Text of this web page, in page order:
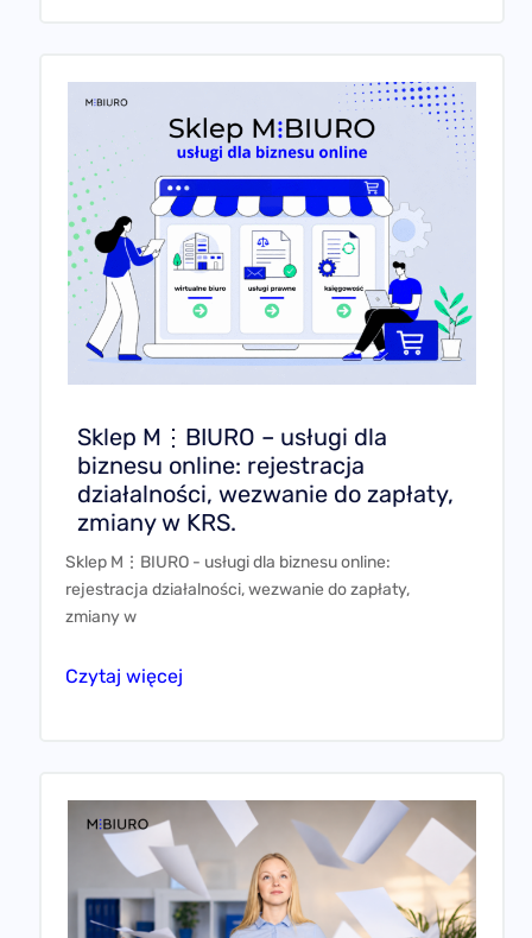
Sklep M⋮BIURO – usługi dla
biznesu online: rejestracja
działalności, wezwanie do zapłaty,
zmiany w KRS.
Sklep M⋮BIURO - usługi dla biznesu online:
rejestracja działalności, wezwanie do zapłaty,
zmiany w
Czytaj więcej